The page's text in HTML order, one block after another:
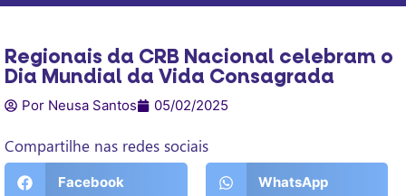
Regionais da CRB Nacional celebram o
Dia Mundial da Vida Consagrada
Por Neusa Santos 05/02/2025
Compartilhe nas redes sociais
Facebook WhatsApp